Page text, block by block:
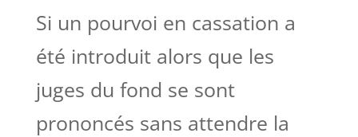
Si un pourvoi en cassation a
été introduit alors que les
juges du fond se sont
prononcés sans attendre la